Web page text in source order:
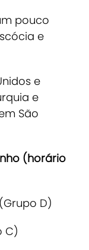
pouco
e
e
e
São
(horário
(Grupo D)
C)